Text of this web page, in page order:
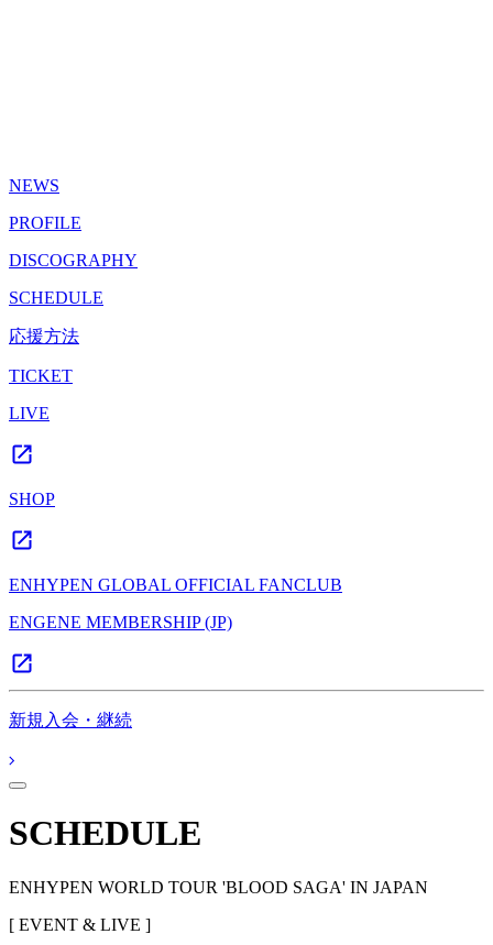
NEWS
PROFILE
DISCOGRAPHY
SCHEDULE
応援方法
TICKET
LIVE
SHOP
ENHYPEN GLOBAL OFFICIAL FANCLUB
ENGENE MEMBERSHIP (JP)
新規入会・継続
SCHEDULE
ENHYPEN WORLD TOUR 'BLOOD SAGA' IN JAPAN
[ EVENT & LIVE ]